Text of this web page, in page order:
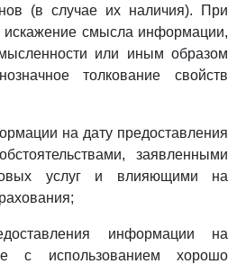
(в случае их наличия). При
искажение смысла информации,
или иным образом
толкование свойств
на дату предоставления
заявленными
услуг и влияющими на
информации на
с использованием хорошо